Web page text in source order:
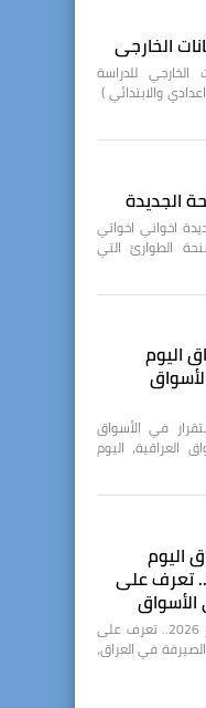
الخارجي
للدراسة
والابتدائي )
الجديدة
اخواني اخواتي
الطوارئ التي
اليوم
في الأسواق
اليوم
اليوم
الخميس 2 تموز 2026.. تعرف على
الأسواق
أسعار الدولار في العراق اليوم الخميس 2 تموز 2026.. تعرف على
في العراق،